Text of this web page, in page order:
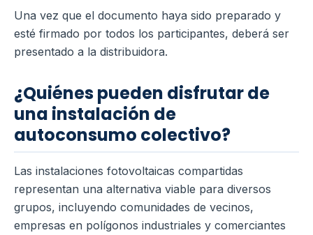
Una vez que el documento haya sido preparado y
esté firmado por todos los participantes, deberá ser
presentado a la distribuidora.
¿Quiénes pueden disfrutar de
una instalación de
autoconsumo colectivo?
Las instalaciones fotovoltaicas compartidas
representan una alternativa viable para diversos
grupos, incluyendo comunidades de vecinos,
empresas en polígonos industriales y comerciantes